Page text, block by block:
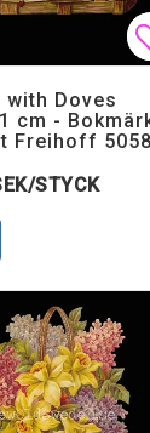
with Doves
cm -
Freihoff 5058
STYCK